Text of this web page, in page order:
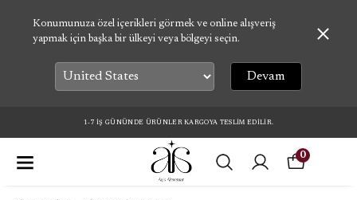
Konumunuza özel içerikleri görmek ve online alışveriş
yapmak için başka bir ülkeyi veya bölgeyi seçin.
Devam
1-7 İŞ GÜNÜNDE ÜRÜNLER KARGOYA TESLİM EDİLİR.
0